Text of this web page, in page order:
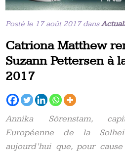
Posté le 17 août 2017 dans
Catriona Matthew
Suzann Pettersen à
2017
Annika Sörenstam,
Européenne de la
aujourd’hui que, pour